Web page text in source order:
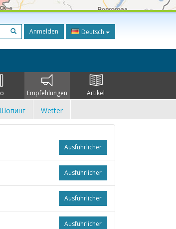
Anmelden Deutsch
Empfehlungen Artikel
Шопинг Wetter
Ausführlicher
Ausführlicher
Ausführlicher
Ausführlicher